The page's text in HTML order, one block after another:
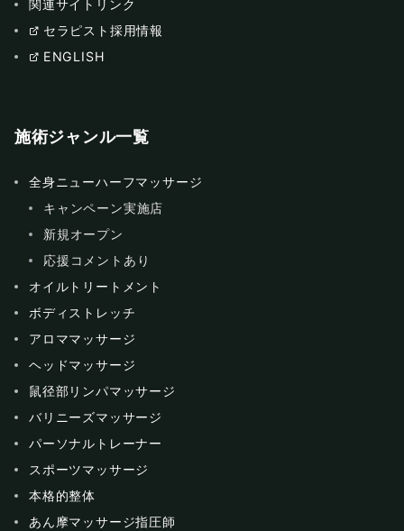
関連サイトリンク
セラピスト採用情報
ENGLISH
施術ジャンル一覧
全身ニューハーフマッサージ
キャンペーン実施店
新規オープン
応援コメントあり
オイルトリートメント
ボディストレッチ
アロママッサージ
ヘッドマッサージ
鼠径部リンパマッサージ
バリニーズマッサージ
パーソナルトレーナー
スポーツマッサージ
本格的整体
あん摩マッサージ指圧師